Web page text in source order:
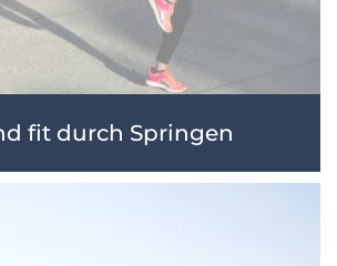
fit durch Springen